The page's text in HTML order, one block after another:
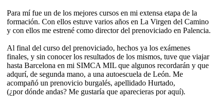
Para mí fue un de los mejores cursos en mi extensa etapa de la
formación. Con ellos estuve varios años en La Virgen del Camino
y con ellos me estrené como director del prenoviciado en Palencia.
Al final del curso del prenoviciado, hechos ya los exámenes
finales, y sin conocer los resultados de los mismos, tuve que viajar
hasta Barcelona en mi SIMCA MIL que algunos recordarán y que
adqurí, de segunda mano, a una autoescuela de León. Me
acompañó un prenovicio burgalés, apellidado Hurtado,
(¿por dónde andas? Me gustaría que aparecieras por aquí).